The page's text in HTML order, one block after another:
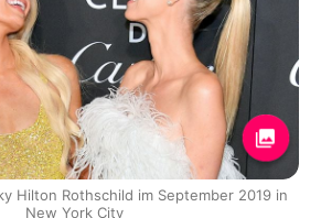
Hilton Rothschild im September 2019 in
New York City